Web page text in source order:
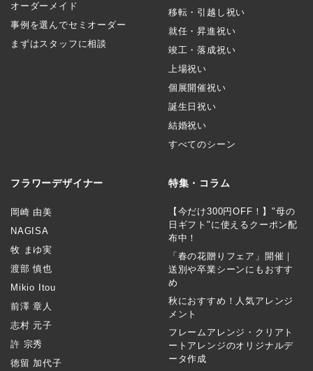
オーダーメイド
事例を選んでセミオーダー
まずはスタッフに相談
移転・引越し祝い
就任・昇進祝い
竣工・落成祝い
上場祝い
個展開催祝い
誕生日祝い
結婚祝い
すべてのシーン
フラワーデザイナー
岡崎 由美
NAGISA
牧 まゆ実
渡部 慎也
Mikio Itou
前澤 章人
志村 元子
許 宗秀
徳留 加代子
特集・コラム
【今だけ300円OFF！】"母の
日ギフト"に使えるクーポン配
布中！
「春の花贈りフェア」開催｜
送別や卒業シーンにもおすす
め
秋におすすめ！人気アレンジ
メント
フレームアレンジ・クリアト
ートアレンジのオリジナルデ
ータ作成